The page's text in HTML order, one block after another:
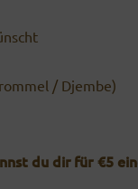
/ Djembe)
du dir für €5